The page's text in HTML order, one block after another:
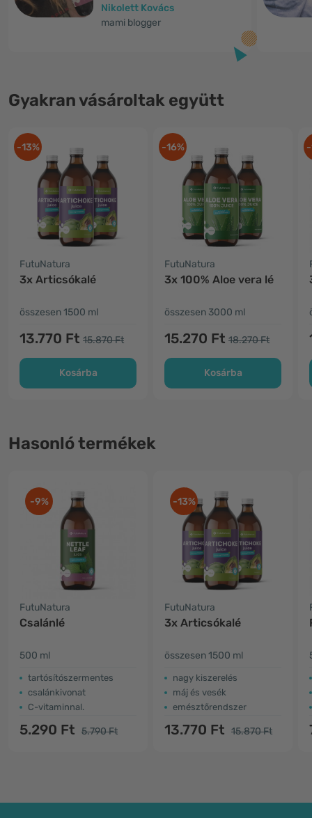
Nikolett Kovács
mami blogger
Gyakran vásároltak együtt
-13%
FutuNatura
3x Articsókalé
összesen 1500 ml
13.770 Ft 15.870 Ft
Kosárba
-16%
FutuNatura
3x 100% Aloe vera lé
összesen 3000 ml
15.270 Ft 18.270 Ft
Kosárba
Hasonló termékek
-9%
FutuNatura
Csalánlé
500 ml
tartósítószermentes
csalánkivonat
C-vitaminnal.
5.290 Ft 5.790 Ft
-13%
FutuNatura
3x Articsókalé
összesen 1500 ml
nagy kiszerelés
máj és vesék
emésztőrendszer
13.770 Ft 15.870 Ft